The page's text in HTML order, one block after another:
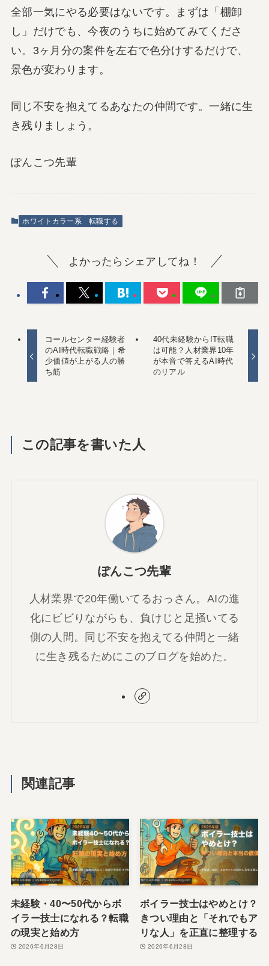
全部一気にやる必要はないです。まずは「棚卸
し」だけでも、今夜のうちに始めてみてくださ
い。3ヶ月分の案件を左右で色分けするだけで、
景色が変わります。
同じ不安を抱えてるあなたの仲間です。一緒に生
き残りましょう。
ぽんこつ先輩
ホワイトカラー系 転職する
よかったらシェアしてね！
コールセンター経験者
のAI時代転職戦略｜希
少価値が上がる人の勝
ち筋
40代未経験からIT転職
は可能？人材業界10年
が本音で答えるAI時代
のリアル
この記事を書いた人
ぽんこつ先輩
人材業界で20年働いてるおっさん。AIの進
化にビビりながらも、負けじと足掻いてる
側の人間。同じ不安を抱えてる仲間と一緒
に生き残るためにこのブログを始めた。
関連記事
未経験・40〜50代からボ
イラー技士になれる？転職
の現実と始め方
2026年6月28日
ボイラー技士はやめとけ？
きつい理由と「それでもア
リな人」を正直に整理する
2026年6月28日